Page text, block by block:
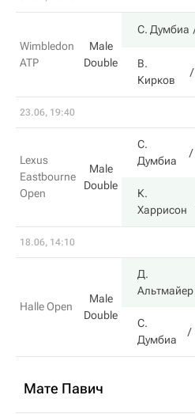
Wimbledon
ATP
Male
Double
С. Думбиа
В.
Кирков
23.06, 19:40
Lexus
Eastbourne
Open
Male
Double
С.
Думбиа
К.
Харрисон
18.06, 14:10
Halle Open
Male
Double
Д.
Альтмайер
С.
Думбиа
Мате Павич